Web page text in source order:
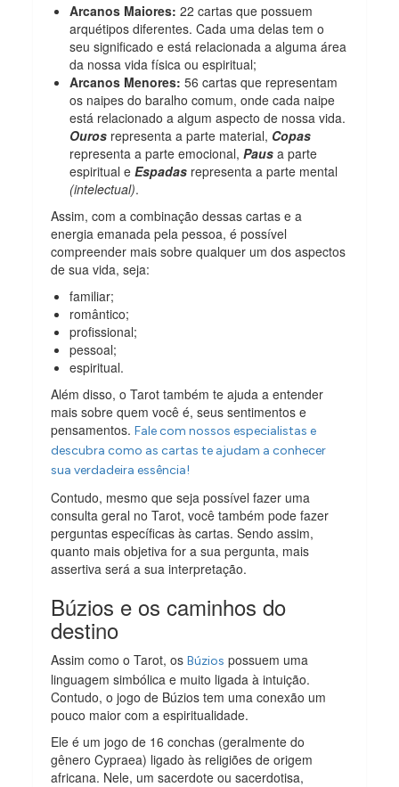
Arcanos Maiores: 22 cartas que possuem
arquétipos diferentes. Cada uma delas tem o
seu significado e está relacionada a alguma área
da nossa vida física ou espiritual;
Arcanos Menores:56 cartas que representam
os naipes do baralho comum, onde cada naipe
está relacionado a algum aspecto de nossa vida.
Ouros representa a parte material, Copas
representa a parte emocional,Pausa parte
espiritual eEspadas representa a parte mental
(intelectual).
Assim, com a combinação dessas cartas e a
energia emanada pela pessoa, é possível
compreender mais sobre qualquer um dos aspectos
de sua vida, seja:
familiar;
romântico;
profissional;
pessoal;
espiritual.
Além disso, o Tarot também te ajuda a entender
mais sobre quem você é, seus sentimentos e
pensamentos.Fale com nossos especialistas e
descubra como as cartas te ajudam a conhecer
sua verdadeira essência!
Contudo, mesmo que seja possível fazer uma
consulta geral no Tarot, você também pode fazer
perguntas específicas às cartas. Sendo assim,
quanto mais objetiva for a sua pergunta, mais
assertiva será a sua interpretação.
Búzios e os caminhos do
destino
Assim como o Tarot, osBúzios possuem uma
linguagem simbólica e muito ligada à intuição.
Contudo, o jogo de Búzios tem uma conexão um
pouco maior com a espiritualidade.
Ele é um jogo de 16 conchas (geralmente do
gênero Cypraea) ligado às religiões de origem
africana. Nele, um sacerdote ou sacerdotisa,